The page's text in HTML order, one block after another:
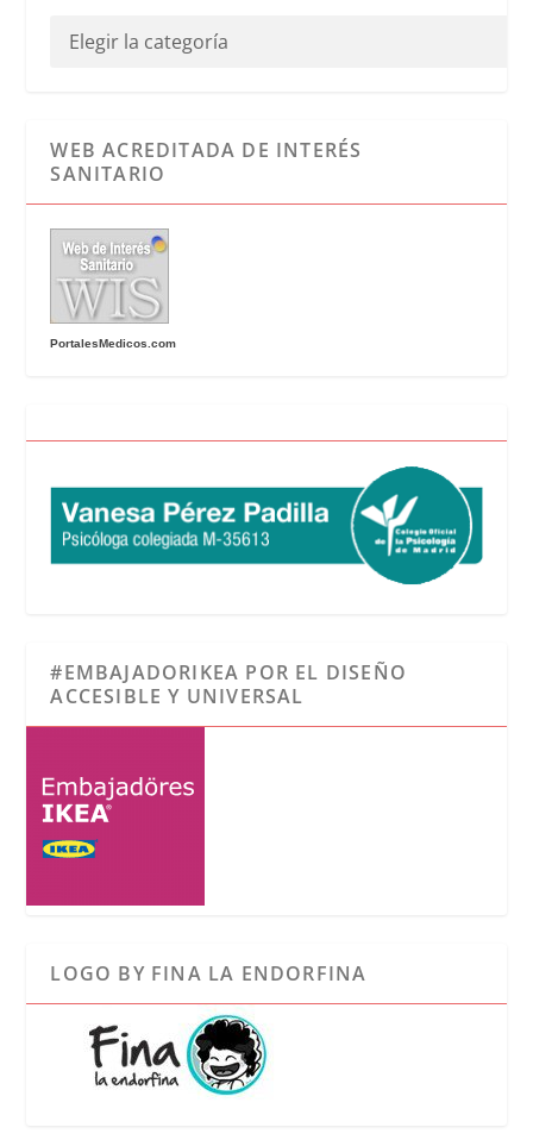
WEB ACREDITADA DE INTERÉS
SANITARIO
PortalesMedicos.com
#EMBAJADORIKEA POR EL DISEÑO
ACCESIBLE Y UNIVERSAL
LOGO BY FINA LA ENDORFINA